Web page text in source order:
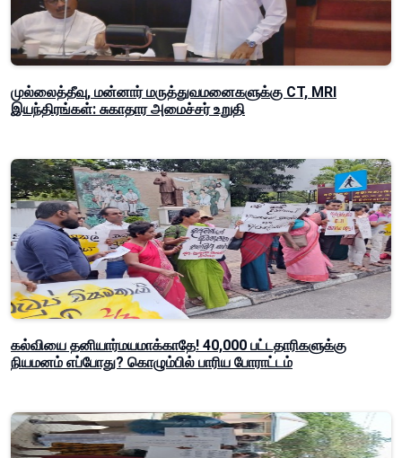
முல்லைத்தீவு, மன்னார் மருத்துவமனைகளுக்கு CT, MRI
இயந்திரங்கள்: சுகாதார அமைச்சர் உறுதி
கல்வியை தனியார்மயமாக்காதே! 40,000 பட்டதாரிகளுக்கு
நியமனம் எப்போது? கொழும்பில் பாரிய போராட்டம்